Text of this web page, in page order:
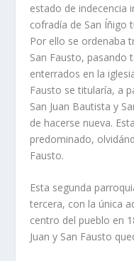
estado de indecencia
cofradía de San Íñigo
Por ello se ordenaba
San Fausto, pasando
enterrados en la
Fausto se titularía, a
San Juan Bautista y
de hacerse nueva.
predominado,
Fausto.
Esta segunda
tercera, con la única
centro del pueblo en
Juan y San Fausto